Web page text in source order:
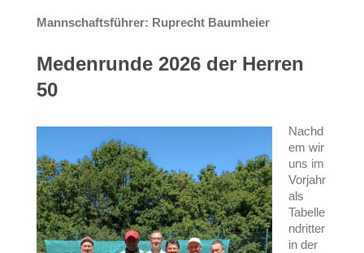
Mannschaftsführer: Ruprecht Baumheier
Medenrunde 2026 der Herren
50
Nachd
em wir
uns im
Vorjahr
als
Tabelle
ndritter
in der